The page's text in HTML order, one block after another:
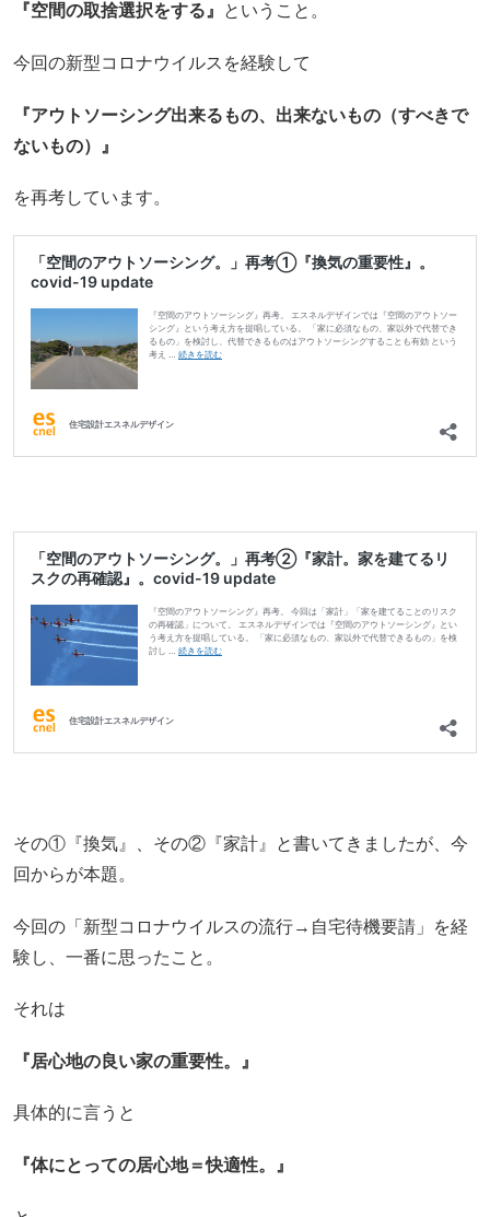
『空間の取捨選択をする』 ということ。
今回の新型コロナウイルスを経験して
『アウトソーシング出来るもの、出来ないもの（すべきで
ないもの）』
を再考しています。
その①『換気』、その②『家計』と書いてきましたが、今
回からが本題。
今回の「新型コロナウイルスの流行→自宅待機要請」を経
験し、一番に思ったこと。
それは
『居心地の良い家の重要性。』
具体的に言うと
『体にとっての居心地＝快適性。』